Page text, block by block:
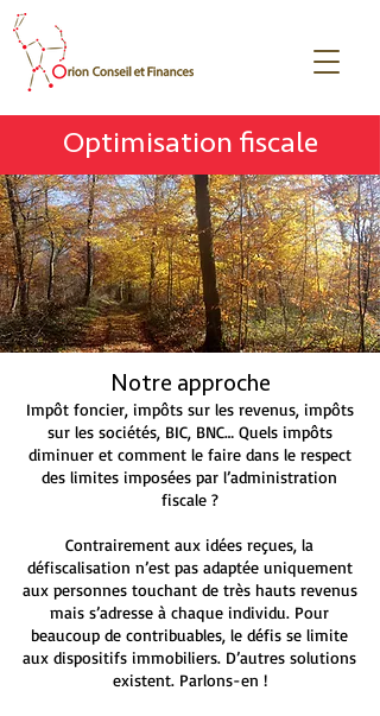
Optimisation fiscale
Notre approche
Impôt foncier, impôts sur les revenus, impôts
sur les sociétés, BIC, BNC… Quels impôts
diminuer et comment le faire dans le respect
des limites imposées par l’administration
fiscale ?
Contrairement aux idées reçues, la
défiscalisation n’est pas adaptée uniquement
aux personnes touchant de très hauts revenus
mais s’adresse à chaque individu.​ Pour
beaucoup de contribuables, le défis se limite
aux dispositifs immobiliers. D’autres solutions
existent. Parlons-en !